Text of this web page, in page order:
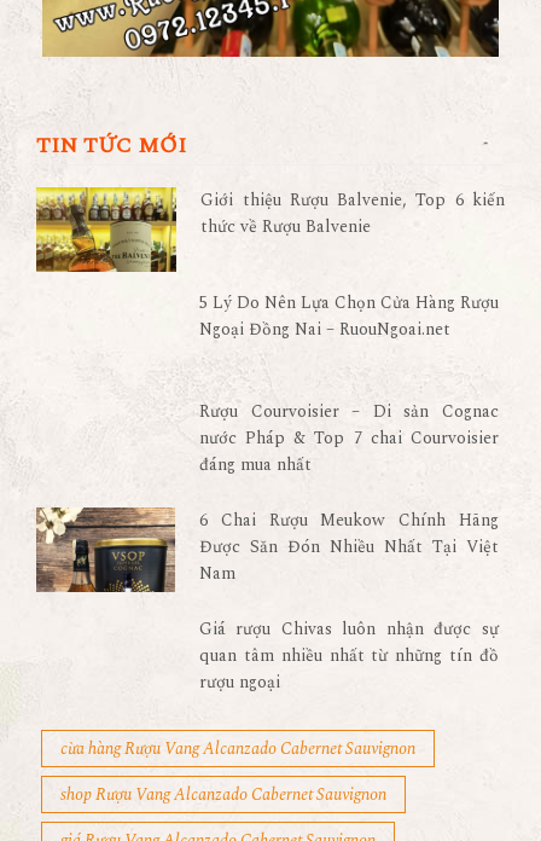
TIN TỨC MỚI
Giới thiệu Rượu Balvenie, Top 6 kiến
thức về Rượu Balvenie
5 Lý Do Nên Lựa Chọn Cửa Hàng Rượu
Ngoại Đồng Nai – RuouNgoai.net
Rượu Courvoisier – Di sản Cognac
nước Pháp & Top 7 chai Courvoisier
đáng mua nhất
6 Chai Rượu Meukow Chính Hãng
Được Săn Đón Nhiều Nhất Tại Việt
Nam
Giá rượu Chivas luôn nhận được sự
quan tâm nhiều nhất từ những tín đồ
rượu ngoại
cừa hàng Rượu Vang Alcanzado Cabernet Sauvignon
shop Rượu Vang Alcanzado Cabernet Sauvignon